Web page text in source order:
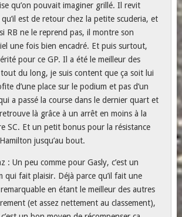
qu’on pouvait imaginer grillé. Il revit
est de retour chez la petite scuderia, et
RB ne le reprend pas, il montre son
une fois bien encadré. Et puis surtout,
pour ce GP. Il a été le meilleur des
du long, je suis content que ça soit lui
d’une place sur le podium et pas d’un
a passé la course dans le dernier quart et
là grâce à un arrêt en moins à la
SC. Et un petit bonus pour la résistance
jusqu’au bout.
: Un peu comme pour Gasly, c’est un
qui fait plaisir. Déjà parce qu’il fait une
en étant le meilleur des autres
(et assez nettement au classement),